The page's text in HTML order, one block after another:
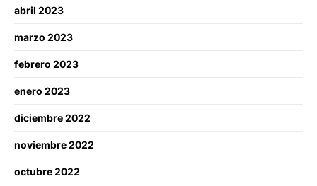
abril 2023
marzo 2023
febrero 2023
enero 2023
diciembre 2022
noviembre 2022
octubre 2022